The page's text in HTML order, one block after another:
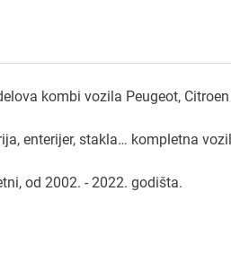
kombi vozila Peugeot,
enterijer, stakla… kompletna
od 2002. - 2022. godišta.